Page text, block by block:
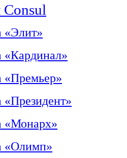
«Элит»
«Кардинал»
«Премьер»
«Президент»
«Монарх»
«Олимп»